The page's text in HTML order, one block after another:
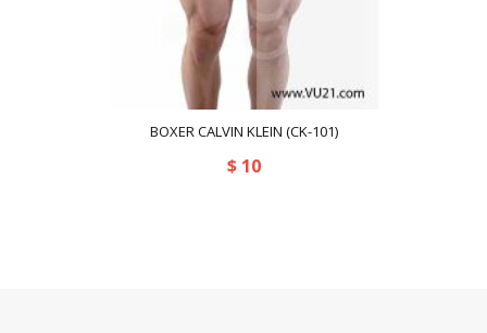
BOXER CALVIN KLEIN (CK-101)
$10